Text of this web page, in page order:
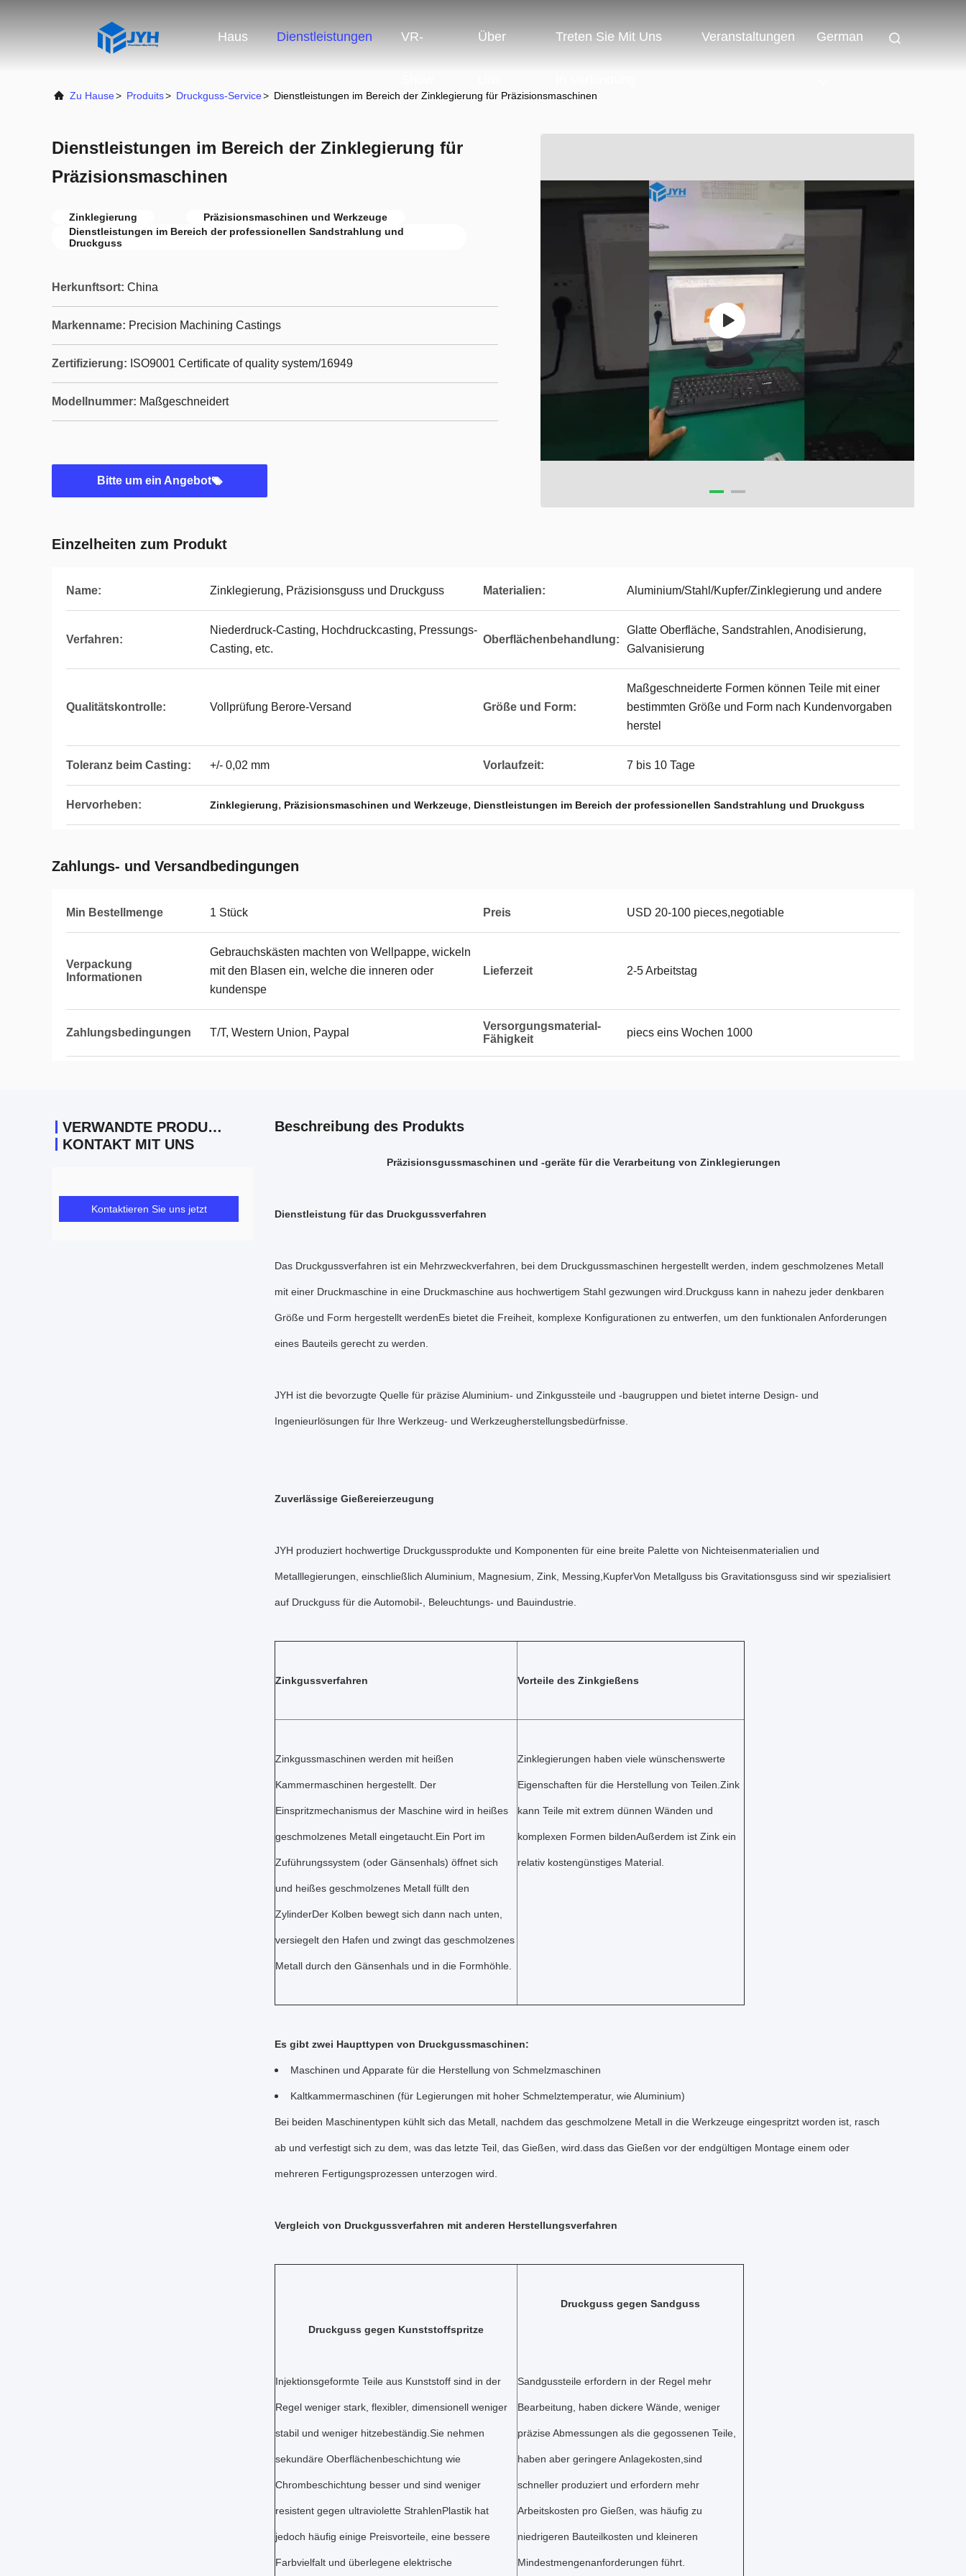
Haus Dienstleistungen VR- Über Treten Sie Mit Uns Veranstaltungen German
Zu Hause> Produits> Druckguss-Service> Dienstleistungen im Bereich der Zinklegierung für Präzisionsmaschinen
Dienstleistungen im Bereich der Zinklegierung für
Präzisionsmaschinen
Zinklegierung
Präzisionsmaschinen und Werkzeuge
Dienstleistungen im Bereich der professionellen Sandstrahlung und
Druckguss
Herkunftsort: China
Markenname: Precision Machining Castings
Zertifizierung: ISO9001 Certificate of quality system/16949
Modellnummer: Maßgeschneidert
Bitte um ein Angebot
Einzelheiten zum Produkt
Name: Zinklegierung, Präzisionsguss und Druckguss Materialien: Aluminium/Stahl/Kupfer/Zinklegierung und andere
Verfahren:
Niederdruck-Casting, Hochdruckcasting, Pressungs-
Casting, etc.
Oberflächenbehandlung:
Glatte Oberfläche, Sandstrahlen, Anodisierung,
Galvanisierung
Qualitätskontrolle: Vollprüfung Berore-Versand Größe und Form:
Maßgeschneiderte Formen können Teile mit einer
bestimmten Größe und Form nach Kundenvorgaben
herstel
Toleranz beim Casting: +/- 0,02 mm Vorlaufzeit: 7 bis 10 Tage
Hervorheben: Zinklegierung, Präzisionsmaschinen und Werkzeuge, Dienstleistungen im Bereich der professionellen Sandstrahlung und Druckguss
Zahlungs- und Versandbedingungen
Min Bestellmenge 1 Stück Preis USD 20-100 pieces,negotiable
Verpackung
Informationen
Gebrauchskästen machten von Wellpappe, wickeln
mit den Blasen ein, welche die inneren oder
kundenspe
Lieferzeit 2-5 Arbeitstag
Zahlungsbedingungen T/T, Western Union, Paypal
Versorgungsmaterial-
Fähigkeit
piecs eins Wochen 1000
VERWANDTE PRODUKTE
KONTAKT MIT UNS
Kontaktieren Sie uns jetzt
Beschreibung des Produkts
Präzisionsgussmaschinen und -geräte für die Verarbeitung von Zinklegierungen
Dienstleistung für das Druckgussverfahren
Das Druckgussverfahren ist ein Mehrzweckverfahren, bei dem Druckgussmaschinen hergestellt werden, indem geschmolzenes Metall
mit einer Druckmaschine in eine Druckmaschine aus hochwertigem Stahl gezwungen wird.Druckguss kann in nahezu jeder denkbaren
Größe und Form hergestellt werdenEs bietet die Freiheit, komplexe Konfigurationen zu entwerfen, um den funktionalen Anforderungen
eines Bauteils gerecht zu werden.
JYH ist die bevorzugte Quelle für präzise Aluminium- und Zinkgussteile und -baugruppen und bietet interne Design- und
Ingenieurlösungen für Ihre Werkzeug- und Werkzeugherstellungsbedürfnisse.
Zuverlässige Gießereierzeugung
JYH produziert hochwertige Druckgussprodukte und Komponenten für eine breite Palette von Nichteisenmaterialien und
Metalllegierungen, einschließlich Aluminium, Magnesium, Zink, Messing,KupferVon Metallguss bis Gravitationsguss sind wir spezialisiert
auf Druckguss für die Automobil-, Beleuchtungs- und Bauindustrie.
Zinkgussverfahren Vorteile des Zinkgießens
Zinkgussmaschinen werden mit heißen
Kammermaschinen hergestellt. Der
Einspritzmechanismus der Maschine wird in heißes
geschmolzenes Metall eingetaucht.Ein Port im
Zuführungssystem (oder Gänsenhals) öffnet sich
und heißes geschmolzenes Metall füllt den
ZylinderDer Kolben bewegt sich dann nach unten,
versiegelt den Hafen und zwingt das geschmolzenes
Metall durch den Gänsenhals und in die Formhöhle.
Zinklegierungen haben viele wünschenswerte
Eigenschaften für die Herstellung von Teilen.Zink
kann Teile mit extrem dünnen Wänden und
komplexen Formen bildenAußerdem ist Zink ein
relativ kostengünstiges Material.
Es gibt zwei Haupttypen von Druckgussmaschinen:
Maschinen und Apparate für die Herstellung von Schmelzmaschinen
Kaltkammermaschinen (für Legierungen mit hoher Schmelztemperatur, wie Aluminium)
Bei beiden Maschinentypen kühlt sich das Metall, nachdem das geschmolzene Metall in die Werkzeuge eingespritzt worden ist, rasch
ab und verfestigt sich zu dem, was das letzte Teil, das Gießen, wird.dass das Gießen vor der endgültigen Montage einem oder
mehreren Fertigungsprozessen unterzogen wird.
Vergleich von Druckgussverfahren mit anderen Herstellungsverfahren
Druckguss gegen Kunststoffspritze
Injektionsgeformte Teile aus Kunststoff sind in der
Regel weniger stark, flexibler, dimensionell weniger
stabil und weniger hitzebeständig.Sie nehmen
sekundäre Oberflächenbeschichtung wie
Chrombeschichtung besser und sind weniger
resistent gegen ultraviolette StrahlenPlastik hat
jedoch häufig einige Preisvorteile, eine bessere
Farbvielfalt und überlegene elektrische
Druckguss gegen Sandguss
Sandgussteile erfordern in der Regel mehr
Bearbeitung, haben dickere Wände, weniger
präzise Abmessungen als die gegossenen Teile,
haben aber geringere Anlagekosten,sind
schneller produziert und erfordern mehr
Arbeitskosten pro Gießen, was häufig zu
niedrigeren Bauteilkosten und kleineren
Mindestmengenanforderungen führt.